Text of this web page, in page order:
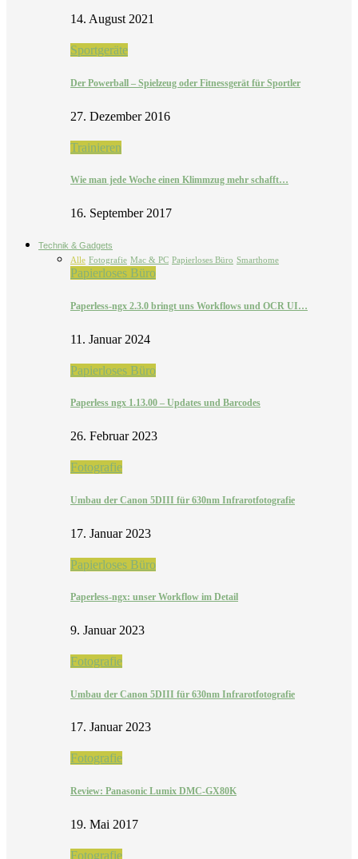
14. August 2021
Sportgeräte
Der Powerball – Spielzeug oder Fitnessgerät für Sportler
27. Dezember 2016
Trainieren
Wie man jede Woche einen Klimmzug mehr schafft…
16. September 2017
Technik & Gadgets
Alle Fotografie Mac & PC Papierloses Büro Smarthome
Papierloses Büro
Paperless-ngx 2.3.0 bringt uns Workflows und OCR UI…
11. Januar 2024
Papierloses Büro
Paperless ngx 1.13.00 – Updates und Barcodes
26. Februar 2023
Fotografie
Umbau der Canon 5DIII für 630nm Infrarotfotografie
17. Januar 2023
Papierloses Büro
Paperless-ngx: unser Workflow im Detail
9. Januar 2023
Fotografie
Umbau der Canon 5DIII für 630nm Infrarotfotografie
17. Januar 2023
Fotografie
Review: Panasonic Lumix DMC-GX80K
19. Mai 2017
Fotografie